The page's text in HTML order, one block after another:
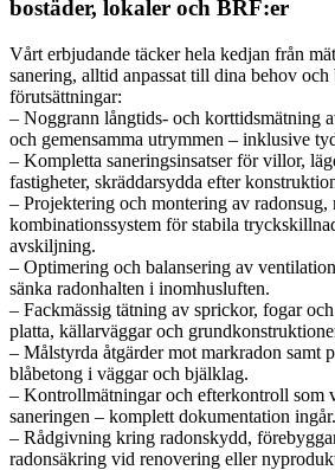
bostäder, lokaler och BRF:er
Vårt erbjudande täcker hela kedjan från
sanering, alltid anpassat till dina behov och
förutsättningar:
– Noggrann långtids- och korttidsmätning
och gemensamma utrymmen – inklusive
– Kompletta saneringsinsatser för villor,
fastigheter, skräddarsydda efter
– Projektering och montering av radonsug,
kombinationssystem för stabila
avskiljning.
– Optimering och balansering av
sänka radonhalten i inomhusluften.
– Fackmässig tätning av sprickor, fogar
platta, källarväggar och
– Målstyrda åtgärder mot markradon samt
blåbetong i väggar och bjälklag.
– Kontrollmätningar och efterkontroll som
saneringen – komplett dokumentation ingår.
– Rådgivning kring radonskydd,
radonsäkring vid renovering eller